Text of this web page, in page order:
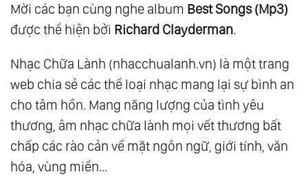
118. The Piano Man Vol.1
119.
The Piano Man Vol.2
120.Diamonds Melodies Vol.4
121.Forever My Way
122.From This Moment On
123.Mon Amour
124.Piano
125.Som Livre Vol.1
Mời các bạn cùng nghe album Best Songs (Mp3)
được thể hiện bởi Richard Clayderman.
Nhạc Chữa Lành (nhacchualanh.vn) là một trang
web chia sẻ các thể loại nhạc mang lại sự bình an
cho tâm hồn. Mang năng lượng của tình yêu
thương, âm nhạc chữa lành mọi vết thương bất
chấp các rào cản về mặt ngôn ngữ, giới tính, văn
hóa, vùng miền...